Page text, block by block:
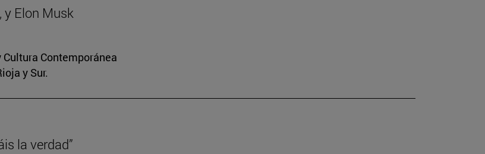
y Elon Musk
Contemporánea
y Sur.
la verdad”